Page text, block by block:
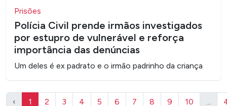
Prisões
Polícia Civil prende irmãos investigados
por estupro de vulnerável e reforça
importância das denúncias
Um deles é ex padrato e o irmão padrinho da criança
‹ 1 2 3 4 5 6 7 8 9 10 ...